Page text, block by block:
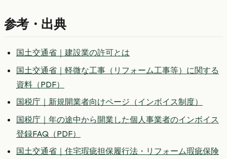
参考・出典
国土交通省｜建設業の許可とは
国土交通省｜軽微な工事（リフォーム工事等）に関する
資料（PDF）
国税庁｜新規開業者向けページ（インボイス制度）
国税庁｜年の途中から開業した個人事業者のインボイス
登録FAQ（PDF）
国土交通省｜住宅瑕疵担保履行法・リフォーム瑕疵保険